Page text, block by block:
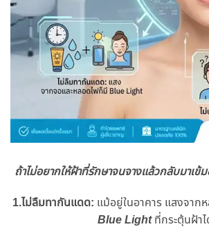
ถ้าไม่อยากให้ฝ้าที่รักษาจนจางแล้วกลับมาเข้
1.ไม่ลืมทากันแดด: แม้อยู่ในอาคาร แสงจาก
Blue Light ที่กระตุ้นฝ้า